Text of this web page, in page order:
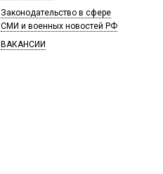
Законодательство в сфере
СМИ и военных новостей РФ
ВАКАНСИИ